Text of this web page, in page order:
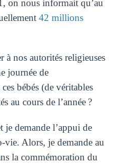
on nous informait qu’au
42 millions
à nos autorités religieuses
journée de
bébés (de véritables
au cours de l’année ?
je demande l’appui de
vie. Alors, je demande au
la commémoration du